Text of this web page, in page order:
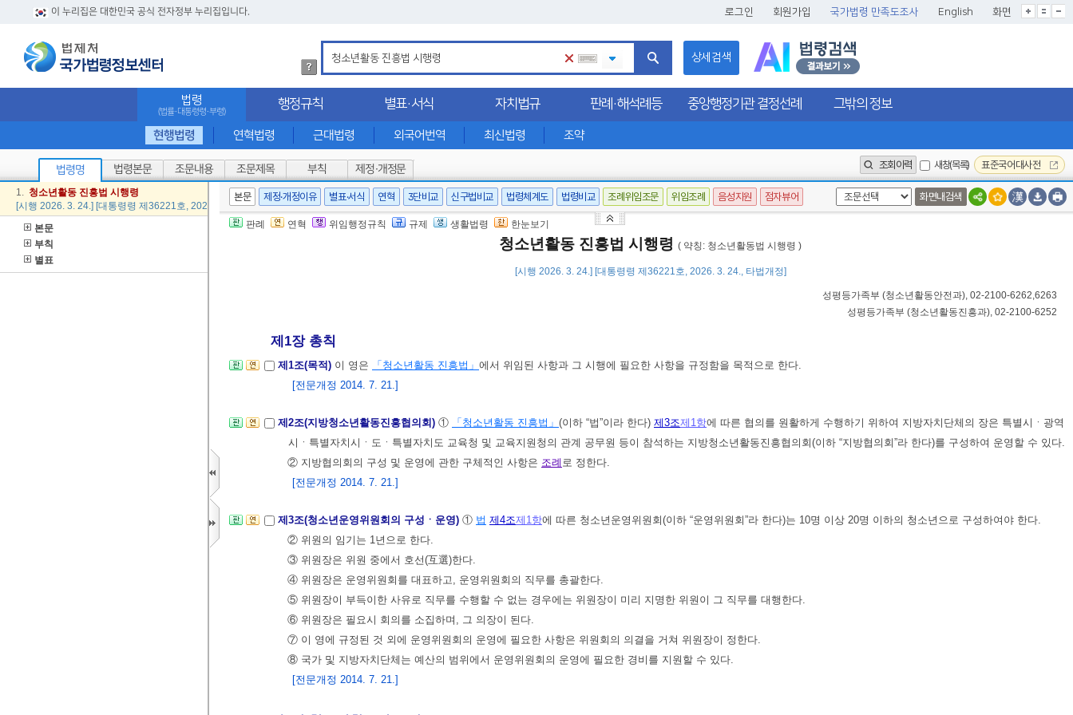
이 누리집은 대한민국 공식 전자정부 누리집입니다. 로그인 회원가입 국가법령 만족도조사 English 화면
글씨크기확대
글씨크기확대초기화
글씨크기축소
법
령
검
색
세
내
용
확
인
상세검색
법령
(법률·대통령령·부령)
현행법령 연혁법령 근대법령 외국어번역 최신법령 조약
행정규칙 별표·서식 자치법규 판례·해석례등 중앙행정기관 결정선례 그밖의 정보
법령명 법령본문 조문내용 조문제목 부칙 제정·개정문 조회이력 새창(목록) 표준국어대사전
1. 청소년활동 진흥법 시행령
[시행 2026. 3. 24.] [대통령령 제36221호, 2026. 3. 24., 타법개정]
본문
부칙
별표
본문 제정·개정이유 별표·서식 연혁 3단비교 신구법비교 법령체계도 법령비교 조례위임조문 위임조례 음성지원 점자뷰어 화면내검색
판례 연혁 위임행정규칙 규제 생활법령 한눈보기
청소년활동 진흥법 시행령 ( 약칭: 청소년활동법 시행령 )
[시행 2026. 3. 24.] [대통령령 제36221호, 2026. 3. 24., 타법개정]
성평등가족부 (청소년활동안전과), 02-2100-6262,6263
성평등가족부 (청소년활동진흥과), 02-2100-6252
제1장 총칙
제1조(목적) 이 영은 「청소년활동 진흥법」 에서 위임된 사항과 그 시행에 필요한 사항을 규정함을 목적으로 한다.
[전문개정 2014. 7. 21.]
제2조(지방청소년활동진흥협의회) ① 「청소년활동 진흥법」 (이하 “법”이라 한다) 제3조제1항에 따른 협의를 원활하게 수행하기 위하여 지방자치단체의 장은 특별시ㆍ광역
시ㆍ특별자치시ㆍ도ㆍ특별자치도 교육청 및 교육지원청의 관계 공무원 등이 참석하는 지방청소년활동진흥협의회(이하 “지방협의회”라 한다)를 구성하여 운영할 수 있다.
② 지방협의회의 구성 및 운영에 관한 구체적인 사항은 조례 로 정한다.
[전문개정 2014. 7. 21.]
제3조(청소년운영위원회의 구성ㆍ운영) ① 법 제4조제1항에 따른 청소년운영위원회(이하 “운영위원회”라 한다)는 10명 이상 20명 이하의 청소년으로 구성하여야 한다.
② 위원의 임기는 1년으로 한다.
③ 위원장은 위원 중에서 호선(互選)한다.
④ 위원장은 운영위원회를 대표하고, 운영위원회의 직무를 총괄한다.
⑤ 위원장이 부득이한 사유로 직무를 수행할 수 없는 경우에는 위원장이 미리 지명한 위원이 그 직무를 대행한다.
⑥ 위원장은 필요시 회의를 소집하며, 그 의장이 된다.
⑦ 이 영에 규정된 것 외에 운영위원회의 운영에 필요한 사항은 위원회의 의결을 거쳐 위원장이 정한다.
⑧ 국가 및 지방자치단체는 예산의 범위에서 운영위원회의 운영에 필요한 경비를 지원할 수 있다.
[전문개정 2014. 7. 21.]